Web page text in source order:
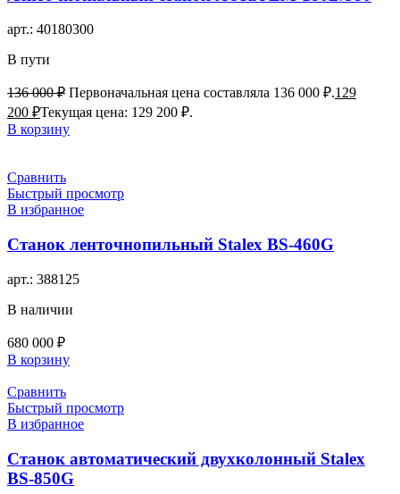
арт.: 40180300
В пути
136 000₽ Первоначальная цена составляла 136 000 ₽.129
200 ₽Текущая цена: 129 200 ₽.
В корзину
Сравнить
Быстрый просмотр
В избранное
Станок ленточнопильный Stalex BS-460G
арт.: 388125
В наличии
680 000 ₽
В корзину
Сравнить
Быстрый просмотр
В избранное
Станок автоматический двухколонный Stalex
BS-850G